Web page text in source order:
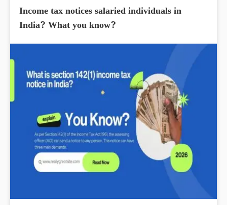
Income tax notices salaried individuals in
India? What you know?